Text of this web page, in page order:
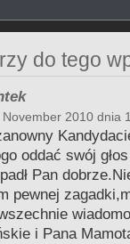
do tego
November 2010 dnia
oddać swój
Pan
pewnej
i Pana